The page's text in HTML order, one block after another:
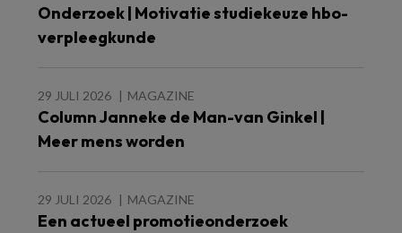
Onderzoek | Motivatie studiekeuze hbo-
verpleegkunde
29 JULI 2026 MAGAZINE
Column Janneke de Man-van Ginkel |
Meer mens worden
29 JULI 2026 MAGAZINE
Een actueel promotieonderzoek